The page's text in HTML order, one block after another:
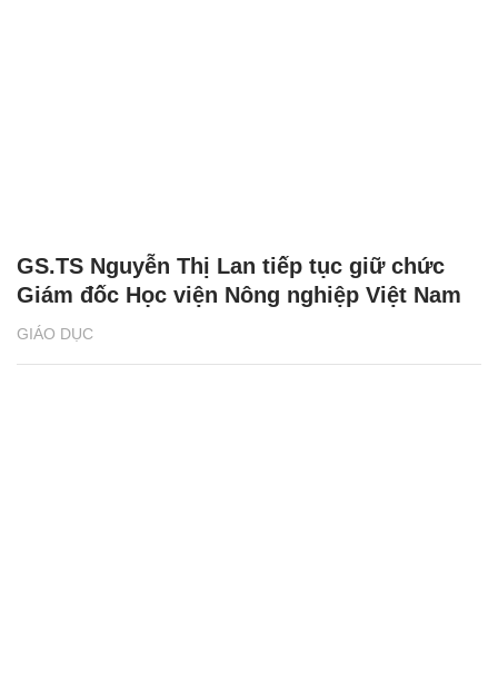
GIÁO DỤC
GS.TS Nguyễn Thị Lan tiếp tục giữ chức
Giám đốc Học viện Nông nghiệp Việt Nam